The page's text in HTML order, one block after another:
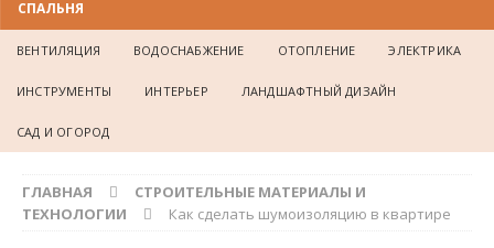
СПАЛЬНЯ
ВЕНТИЛЯЦИЯ ВОДОСНАБЖЕНИЕ ОТОПЛЕНИЕ ЭЛЕКТРИКА
ИНСТРУМЕНТЫ ИНТЕРЬЕР ЛАНДШАФТНЫЙ ДИЗАЙН
САД И ОГОРОД
ГЛАВНАЯ
СТРОИТЕЛЬНЫЕ МАТЕРИАЛЫ И
ТЕХНОЛОГИИ
Как сделать шумоизоляцию в квартире